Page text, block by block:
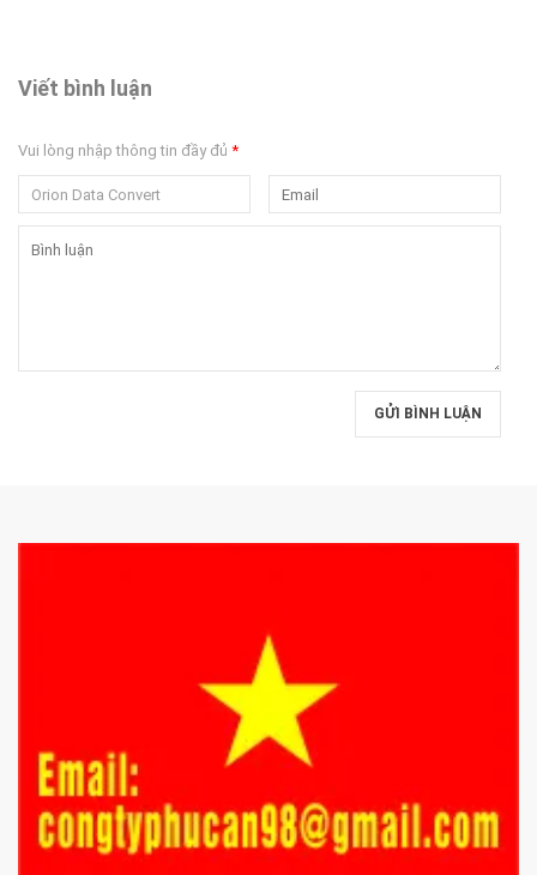
Viết bình luận
Vui lòng nhập thông tin đầy đủ *
GỬI BÌNH LUẬN